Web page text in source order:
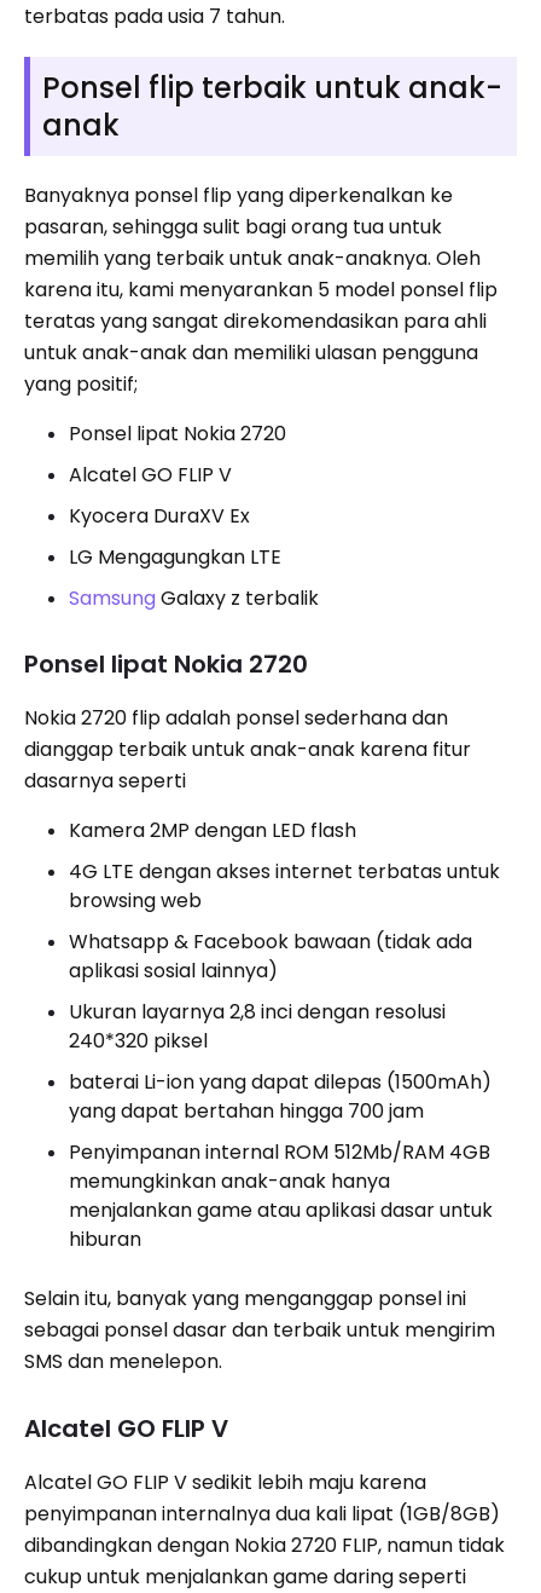
terbatas pada usia 7 tahun.
Ponsel flip terbaik untuk anak-
anak
Banyaknya ponsel flip yang diperkenalkan ke
pasaran, sehingga sulit bagi orang tua untuk
memilih yang terbaik untuk anak-anaknya. Oleh
karena itu, kami menyarankan 5 model ponsel flip
teratas yang sangat direkomendasikan para ahli
untuk anak-anak dan memiliki ulasan pengguna
yang positif;
Ponsel lipat Nokia 2720
Alcatel GO FLIP V
Kyocera DuraXV Ex
LG Mengagungkan LTE
Samsung Galaxy z terbalik
Ponsel lipat Nokia 2720
Nokia 2720 flip adalah ponsel sederhana dan
dianggap terbaik untuk anak-anak karena fitur
dasarnya seperti
Kamera 2MP dengan LED flash
4G LTE dengan akses internet terbatas untuk
browsing web
Whatsapp & Facebook bawaan (tidak ada
aplikasi sosial lainnya)
Ukuran layarnya 2,8 inci dengan resolusi
240*320 piksel
baterai Li-ion yang dapat dilepas (1500mAh)
yang dapat bertahan hingga 700 jam
Penyimpanan internal ROM 512Mb/RAM 4GB
memungkinkan anak-anak hanya
menjalankan game atau aplikasi dasar untuk
hiburan
Selain itu, banyak yang menganggap ponsel ini
sebagai ponsel dasar dan terbaik untuk mengirim
SMS dan menelepon.
Alcatel GO FLIP V
Alcatel GO FLIP V sedikit lebih maju karena
penyimpanan internalnya dua kali lipat (1GB/8GB)
dibandingkan dengan Nokia 2720 FLIP, namun tidak
cukup untuk menjalankan game daring seperti